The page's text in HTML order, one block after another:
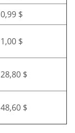
0,99 $
1,00 $
28,80 $
48,60 $